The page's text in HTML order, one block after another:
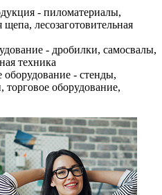
- пиломатериалы,
щепа, лесозаготовительная
- дробилки, самосвалы,
техника
- стенды,
оборудование,